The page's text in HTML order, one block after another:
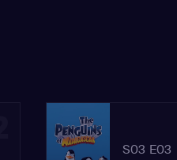
S03 E03